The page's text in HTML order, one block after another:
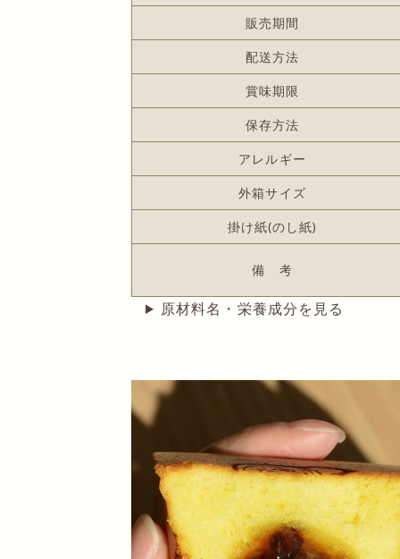
販売期間
配送方法
賞味期限
保存方法
アレルギー
外箱サイズ
掛け紙(のし紙)
備 考
原材料名・栄養成分を見る